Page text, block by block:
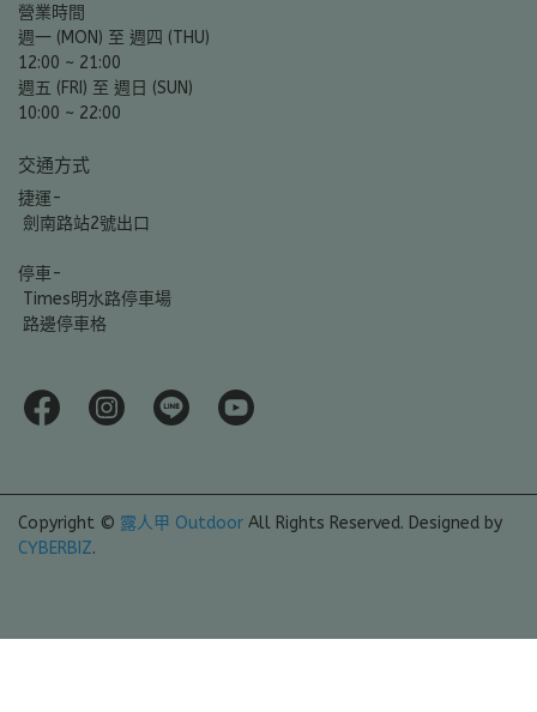
營業時間
週一 (MON) 至 週四 (THU)
12:00 ~ 21:00
週五 (FRI) 至 週日 (SUN)
10:00 ~ 22:00
交通方式
捷運-
劍南路站2號出口
停車-
Times明水路停車場
路邊停車格
Copyright © 露人甲 Outdoor All Rights Reserved. Designed by
CYBERBIZ.